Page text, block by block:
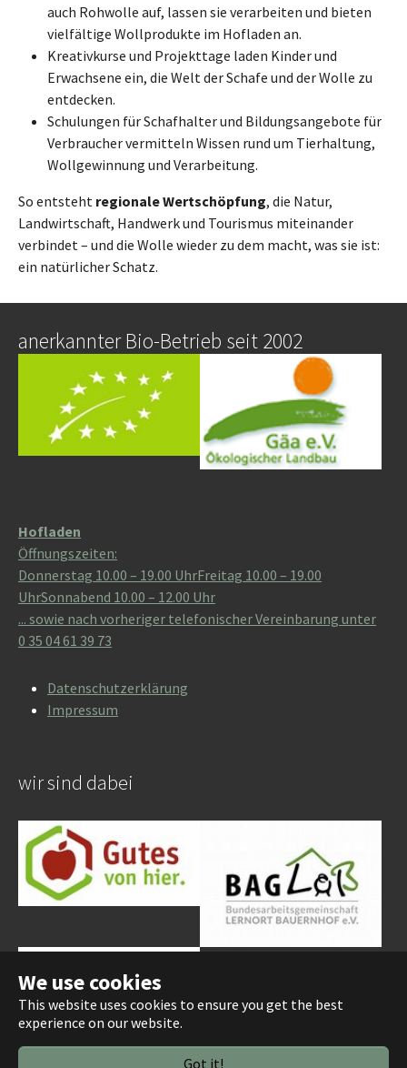
We use cookies
This website uses cookies to ensure you get the best
experience on our website.
Got it!
auch Rohwolle auf, lassen sie verarbeiten und bieten
vielfältige Wollprodukte im Hofladen an.
Kreativkurse und Projekttage laden Kinder und
Erwachsene ein, die Welt der Schafe und der Wolle zu
entdecken.
Schulungen für Schafhalter und Bildungsangebote für
Verbraucher vermitteln Wissen rund um Tierhaltung,
Wollgewinnung und Verarbeitung.
So entsteht regionale Wertschöpfung, die Natur,
Landwirtschaft, Handwerk und Tourismus miteinander
verbindet – und die Wolle wieder zu dem macht, was sie ist:
ein natürlicher Schatz.
anerkannter Bio-Betrieb seit 2002
Hofladen
Öffnungszeiten:
Donnerstag 10.00 – 19.00 UhrFreitag 10.00 – 19.00
UhrSonnabend 10.00 – 12.00 Uhr
... sowie nach vorheriger telefonischer Vereinbarung unter
0 35 04 61 39 73
Datenschutzerklärung
Impressum
wir sind dabei
Download Hofbroschüre (pdf)